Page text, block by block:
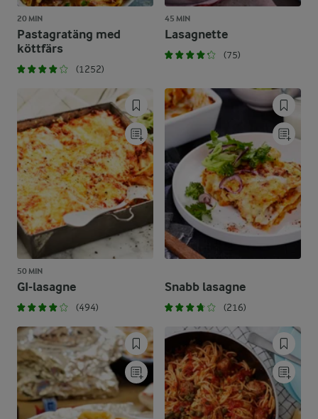
20 MIN
Pastagratäng med
köttfärs
(1252)
45 MIN
Lasagnette
(75)
50 MIN
GI-lasagne
(494)
Snabb lasagne
(216)